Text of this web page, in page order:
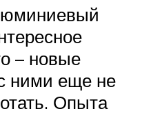
– новые
ними еще не
Опыта